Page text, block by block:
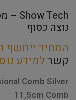
נוצה כסוף
המחיר ייחשף
קשרלמידע
Comb Silver
11,5cm Comb